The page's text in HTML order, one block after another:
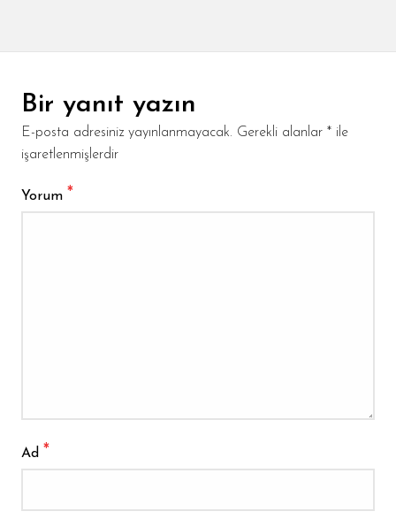
Bir yanıt yazın
E-posta adresiniz yayınlanmayacak. Gerekli alanlar * ile
işaretlenmişlerdir
Yorum *
Ad *